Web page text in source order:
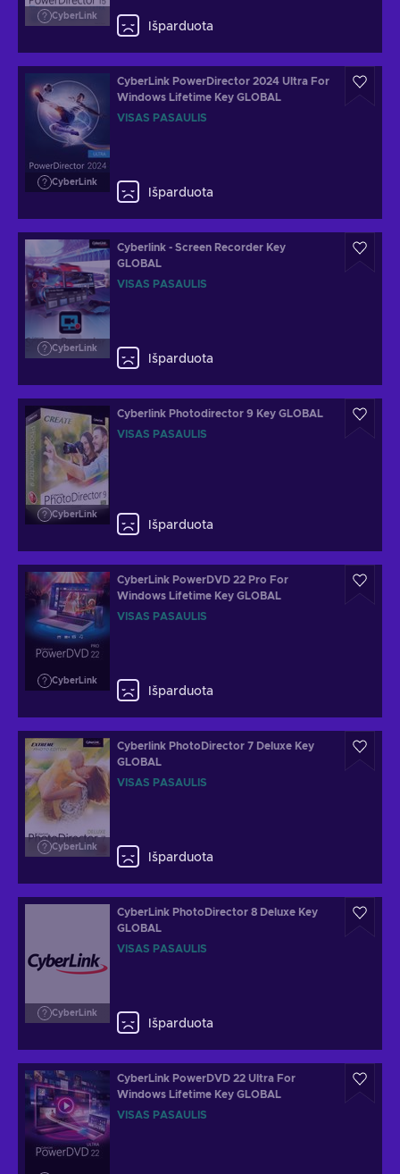
CyberLink
Išparduota
CyberLink
CyberLink PowerDirector 2024 Ultra For
Windows Lifetime Key GLOBAL
VISAS PASAULIS
Išparduota
CyberLink
Cyberlink - Screen Recorder Key
GLOBAL
VISAS PASAULIS
Išparduota
CyberLink
Cyberlink Photodirector 9 Key GLOBAL
VISAS PASAULIS
Išparduota
CyberLink
CyberLink PowerDVD 22 Pro For
Windows Lifetime Key GLOBAL
VISAS PASAULIS
Išparduota
CyberLink
Cyberlink PhotoDirector 7 Deluxe Key
GLOBAL
VISAS PASAULIS
Išparduota
CyberLink
CyberLink PhotoDirector 8 Deluxe Key
GLOBAL
VISAS PASAULIS
Išparduota
CyberLink PowerDVD 22 Ultra For
Windows Lifetime Key GLOBAL
VISAS PASAULIS